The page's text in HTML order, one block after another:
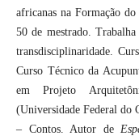
africanas na Formação
50 de mestrado.
transdisciplinaridade.
Curso Técnico da
em Projeto
(Universidade Federal do
– Contos. Autor de